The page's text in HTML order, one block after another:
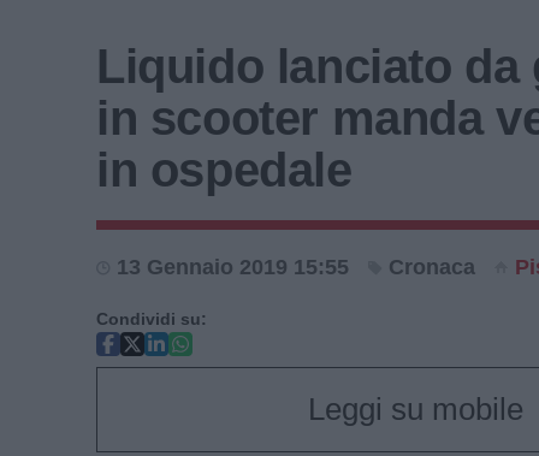
Liquido lanciato da
in scooter manda
in ospedale
13 Gennaio 2019 15:55 Cronaca
Condividi su:
Leggi su mobile